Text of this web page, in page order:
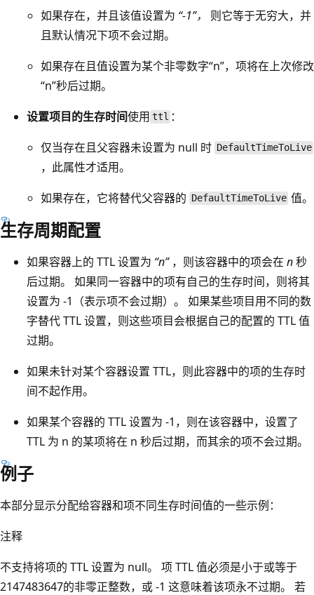
如果存在，并且该值设置为 “-1”，
则它等于无穷大，并
且默认情况下项不会过期。
如果存在且值设置为某个非零数字“n”，项将在上次修改
“n”秒后过期。
设置项目的生存时间使用 ttl ：
仅当存在且父容器未设置为 null 时 DefaultTimeToLive
，此属性才适用。
如果存在，它将替代父容器的 DefaultTimeToLive 值。
生存周期配置
如果容器上的 TTL 设置为 “n”，则该容器中的项会在 n秒
后过期。 如果同一容器中的项有自己的生存时间，则将其
设置为 -1（表示项不会过期）。 如果某些项目用不同的数
字替代 TTL 设置，则这些项目会根据自己的配置的 TTL 值
过期。
如果未针对某个容器设置 TTL，则此容器中的项的生存时
间不起作用。
如果某个容器的 TTL 设置为 -1，则在该容器中，设置了
TTL 为 n 的某项将在 n 秒后过期，而其余的项不会过期。
例子
本部分显示分配给容器和项不同生存时间值的一些示例：
注释
不支持将项的 TTL 设置为 null。 项 TTL 值必须是小于或等于
2147483647的非零正整数，或 -1 这意味着该项永不过期。 若